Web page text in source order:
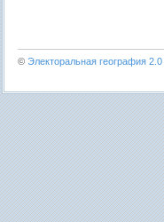
© Электоральная география 2.0